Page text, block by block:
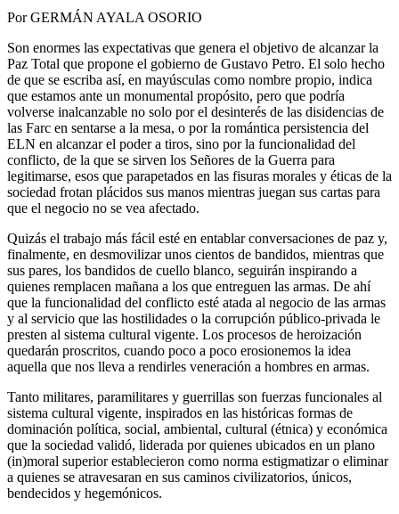
Link
Compartir
Por GERMÁN AYALA OSORIO
Son enormes las expectativas que genera el objetivo de alcanzar la
Paz Total que propone el gobierno de Gustavo Petro. El solo hecho
de que se escriba así, en mayúsculas como nombre propio, indica
que estamos ante un monumental propósito, pero que podría
volverse inalcanzable no solo por el desinterés de las disidencias de
las Farc en sentarse a la mesa, o por la romántica persistencia del
ELN en alcanzar el poder a tiros, sino por la funcionalidad del
conflicto, de la que se sirven los Señores de la Guerra para
legitimarse, esos que parapetados en las fisuras morales y éticas de la
sociedad frotan plácidos sus manos mientras juegan sus cartas para
que el negocio no se vea afectado.
Quizás el trabajo más fácil esté en entablar conversaciones de paz y,
finalmente, en desmovilizar unos cientos de bandidos, mientras que
sus pares, los bandidos de cuello blanco, seguirán inspirando a
quienes remplacen mañana a los que entreguen las armas. De ahí
que la funcionalidad del conflicto esté atada al negocio de las armas
y al servicio que las hostilidades o la corrupción público-privada le
presten al sistema cultural vigente. Los procesos de heroización
quedarán proscritos, cuando poco a poco erosionemos la idea
aquella que nos lleva a rendirles veneración a hombres en armas.
Tanto militares, paramilitares y guerrillas son fuerzas funcionales al
sistema cultural vigente, inspirados en las históricas formas de
dominación política, social, ambiental, cultural (étnica) y económica
que la sociedad validó, liderada por quienes ubicados en un plano
(in)moral superior establecieron como norma estigmatizar o eliminar
a quienes se atravesaran en sus caminos civilizatorios, únicos,
bendecidos y hegemónicos.